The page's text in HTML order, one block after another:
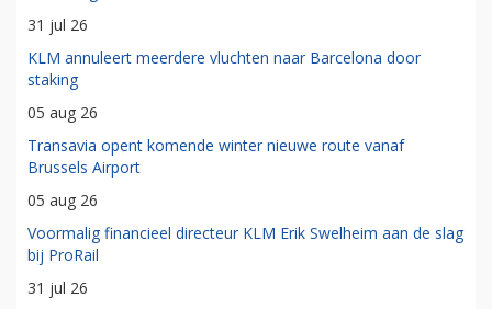
31 jul 26
KLM annuleert meerdere vluchten naar Barcelona door
staking
05 aug 26
Transavia opent komende winter nieuwe route vanaf
Brussels Airport
05 aug 26
Voormalig financieel directeur KLM Erik Swelheim aan de slag
bij ProRail
31 jul 26